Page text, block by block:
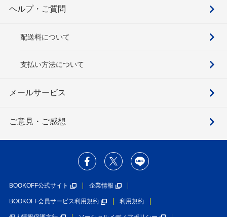
ヘルプ・ご質問
配送料について
支払い方法について
メールサービス
ご意見・ご感想
BOOKOFF公式サイト 企業情報
BOOKOFF会員サービス利用規約 利用規約